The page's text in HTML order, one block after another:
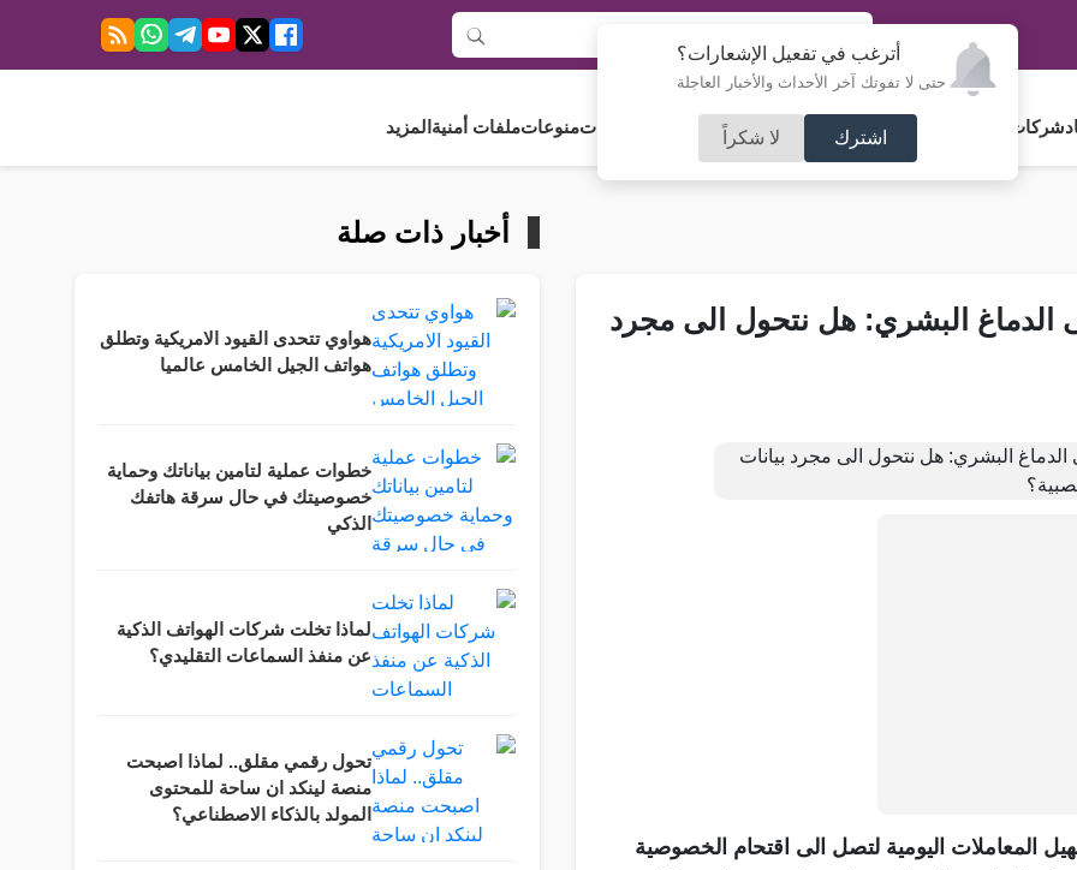
أترغب في تفعيل الإشعارات؟
حتى لا تفوتك آخر الأحداث والأخبار العاجلة
اشترك لا شكراً
شركات و استثمار فلسطين مجلس الأمةرياضة آراء و مقالات جامعاتمنوعاتملفات أمنية المزيد
الدماغ البشري: هل نتحول الى مجرد
المعاملات اليومية لتصل الى اقتحام الخصوصية
أخبار ذات صلة
هواوي تتحدى القيود الامريكية وتطلق
هواتف الجيل الخامس عالميا
خطوات عملية لتامين بياناتك وحماية
خصوصيتك في حال سرقة هاتفك
الذكي
لماذا تخلت شركات الهواتف الذكية
عن منفذ السماعات التقليدي؟
تحول رقمي مقلق.. لماذا اصبحت
منصة لينكد ان ساحة للمحتوى
المولد بالذكاء الاصطناعي؟